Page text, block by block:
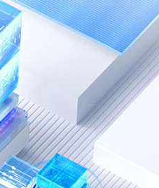
管与商业运营服务，
持续运维运营的一站
管与商业运营服务，
持续运维运营的一站